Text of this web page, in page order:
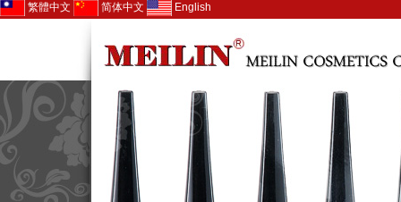
繁體中文 简体中文 English